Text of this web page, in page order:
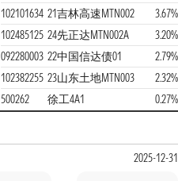
102101634 21吉林高速MTN002
3.67%
102485125 24先正达MTN002A
3.20%
092280003 22中国信达债01
2.79%
102382255 23山东土地MTN003
2.32%
500262
徐工4A1 0.27%
2025-12-31